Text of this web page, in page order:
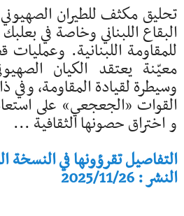
تحليق مكثف للطيران
البقاع اللبناني وخاصة في
للمقاومة اللبنانية.
معيّنة يعتقد الكيان
وسيطرة لقيادة المقاومة،
القوات «الجعجعي» على
و اختراق حصونها الثقافية ...
التفاصيل تقرؤونها في النسخة
النشر : 2025/11/26